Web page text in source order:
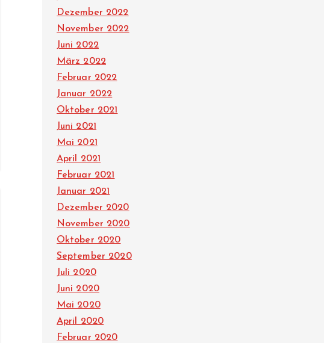
Dezember 2022
November 2022
Juni 2022
März 2022
Februar 2022
Januar 2022
Oktober 2021
Juni 2021
Mai 2021
April 2021
Februar 2021
Januar 2021
Dezember 2020
November 2020
Oktober 2020
September 2020
Juli 2020
Juni 2020
Mai 2020
April 2020
Februar 2020